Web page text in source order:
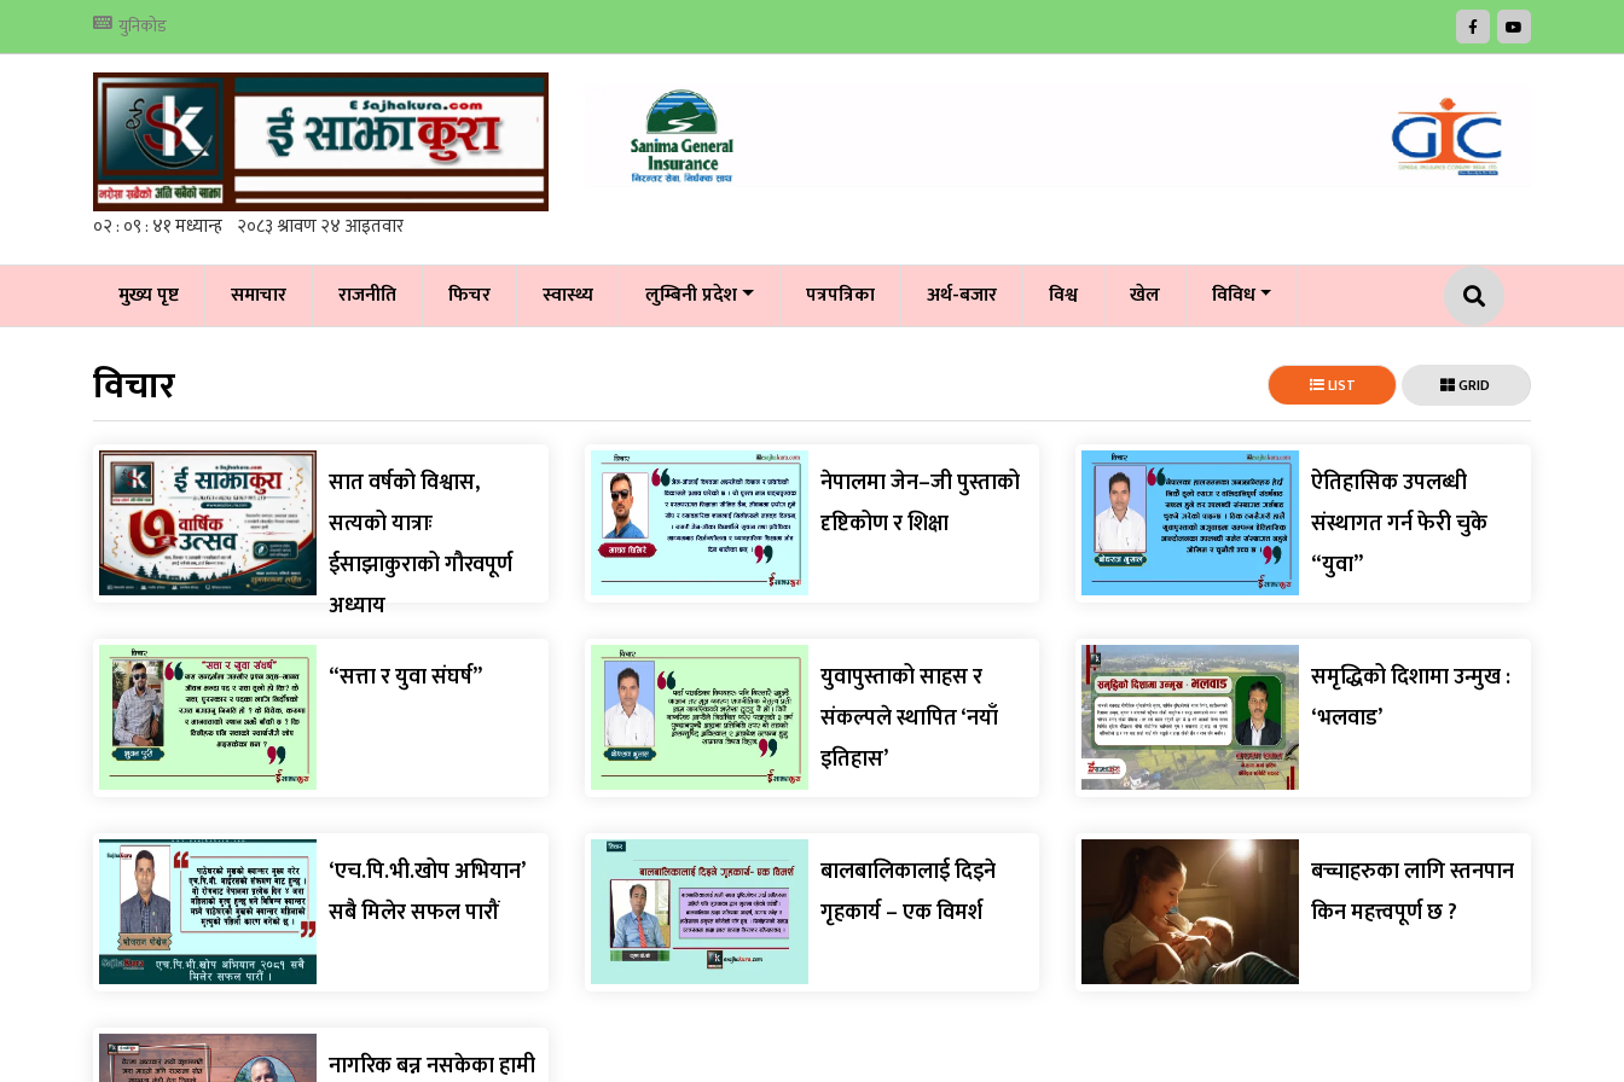
युनिकोड
मुख्य पृष्ट समाचार राजनीति फिचर स्वास्थ्य लुम्बिनी प्रदेश पत्रपत्रिका अर्थ-बजार विश्व खेल विविध
विचार LIST GRID
सात वर्षको विश्वास,
सत्यको यात्राः
ईसाझाकुराको गौरवपूर्ण
अध्याय
नेपालमा जेन–जी पुस्ताको
दृष्टिकोण र शिक्षा
ऐतिहासिक उपलब्धी
संस्थागत गर्न फेरी चुके
“युवा”
“सत्ता र युवा संघर्ष”
युवापुस्ताको साहस र
संकल्पले स्थापित ‘नयाँ
इतिहास’
समृद्धिको दिशामा उन्मुख :
‘भलवाड’
‘एच.पि.भी.खोप अभियान’
सबै मिलेर सफल पारौं
बालबालिकालाई दिइने
गृहकार्य – एक विमर्श
बच्चाहरुका लागि स्तनपान
किन महत्त्वपूर्ण छ ?
नागरिक बन्न नसकेका हामी